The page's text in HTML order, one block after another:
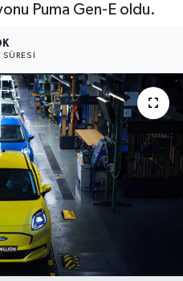
Puma Gen-E oldu.